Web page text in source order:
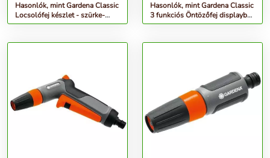
Hasonlók, mint Gardena Classic
Locsolófej készlet - szürke-
narancs
Hasonlók, mint Gardena Classic
3 funkciós Öntözőfej displayben
- szürke-narancs